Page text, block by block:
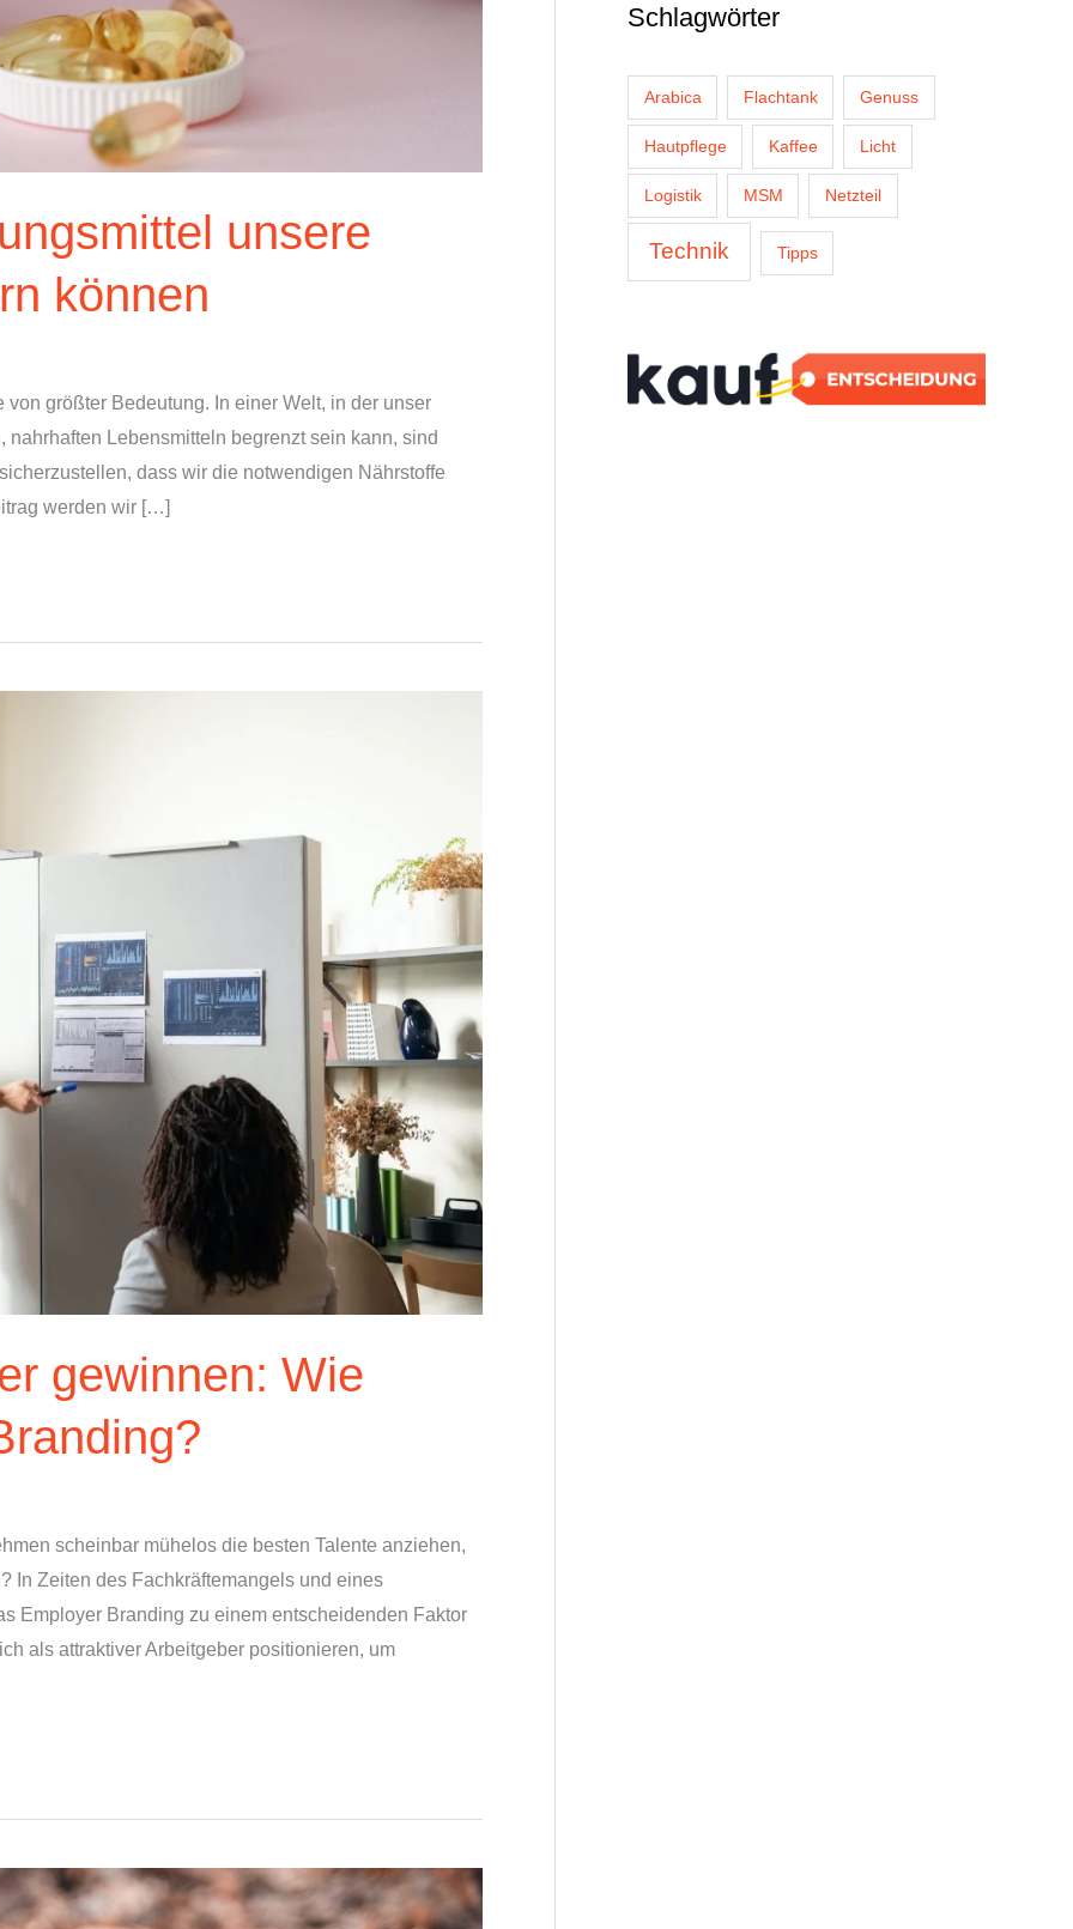
unsere
können
größter Bedeutung. In einer Welt, in der unser
Lebensmitteln begrenzt sein kann, sind
dass wir die notwendigen Nährstoffe
werden wir […]
gewinnen: Wie
scheinbar mühelos die besten Talente anziehen,
In Zeiten des Fachkräftemangels und eines
Employer Branding zu einem entscheidenden Faktor
als attraktiver Arbeitgeber positionieren, um
Schlagwörter
Arabica Flachtank Genuss
Hautpflege Kaffee Licht
Logistik MSM Netzteil
Technik Tipps